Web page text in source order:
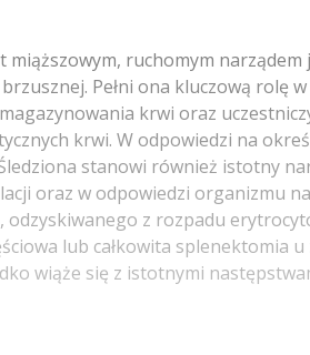
miąższowym, ruchomym
Pełni ona kluczową rolę
krwi oraz
krwi. W odpowiedzi na
stanowi również istotny
oraz w odpowiedzi organizmu
odzyskiwanego z rozpadu
lub całkowita splenektomia
wiąże się z istotnymi